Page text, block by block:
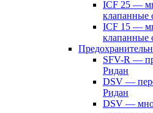
ICF 25 —
клапанные
ICF 15 —
клапанные
SFV-R —
Ридан
DSV —
Ридан
DSV —